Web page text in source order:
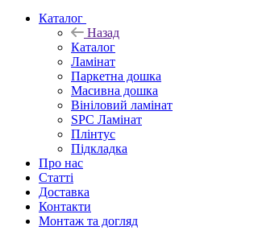
Каталог
Назад
Каталог
Ламінат
Паркетна дошка
Масивна дошка
Вініловий ламінат
SPC Ламінат
Плінтус
Підкладка
Про нас
Статті
Доставка
Контакти
Монтаж та догляд